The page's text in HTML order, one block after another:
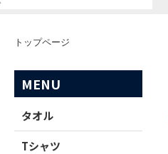
トップページ
MENU
タオル
Tシャツ